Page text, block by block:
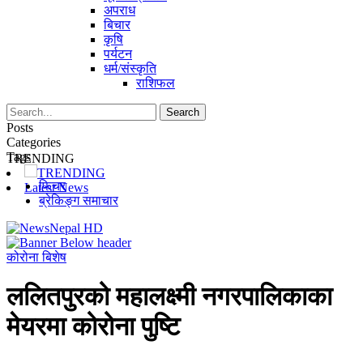
अपराध
बिचार
कृषि
पर्यटन
धर्म/संस्कृति
राशिफल
Posts
Categories
Tags
TRENDING
Latest News
TRENDING
फिचर
ब्रेकिङ्ग समाचार
कोरोना बिशेष
ललितपुरको महालक्ष्मी नगरपालिकाका
मेयरमा कोरोना पुष्टि